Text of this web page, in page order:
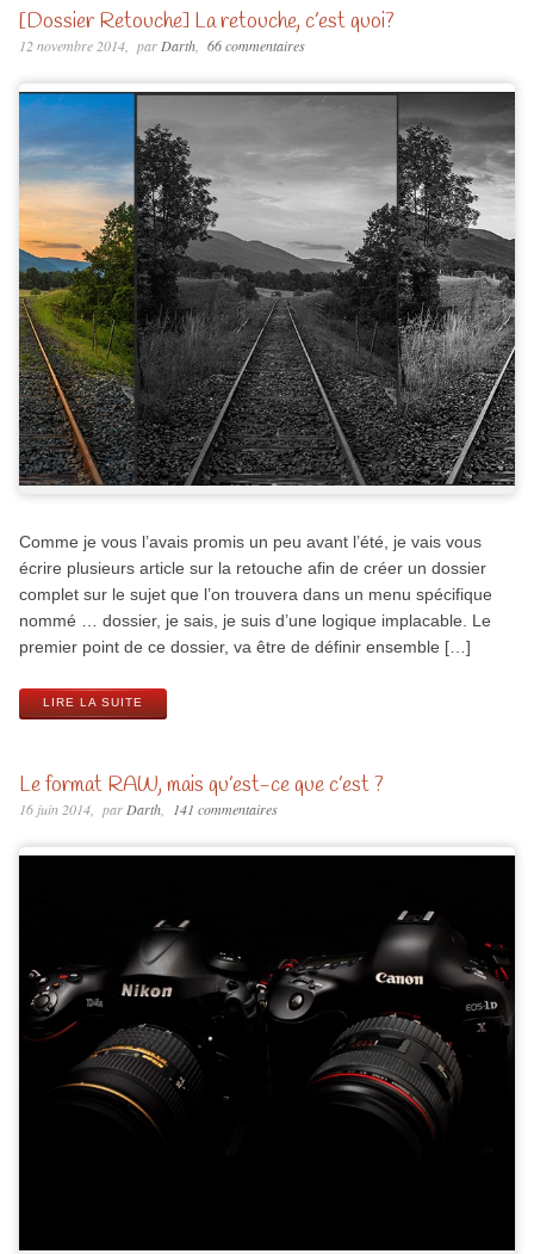
[Dossier Retouche] La retouche, c’est quoi?
12 novembre 2014 par Darth 66 commentaires
Comme je vous l’avais promis un peu avant l’été, je vais vous
écrire plusieurs article sur la retouche afin de créer un dossier
complet sur le sujet que l’on trouvera dans un menu spécifique
nommé … dossier, je sais, je suis d’une logique implacable. Le
premier point de ce dossier, va être de définir ensemble […]
LIRE LA SUITE
Le format RAW, mais qu’est-ce que c’est ?
16 juin 2014 par Darth 141 commentaires